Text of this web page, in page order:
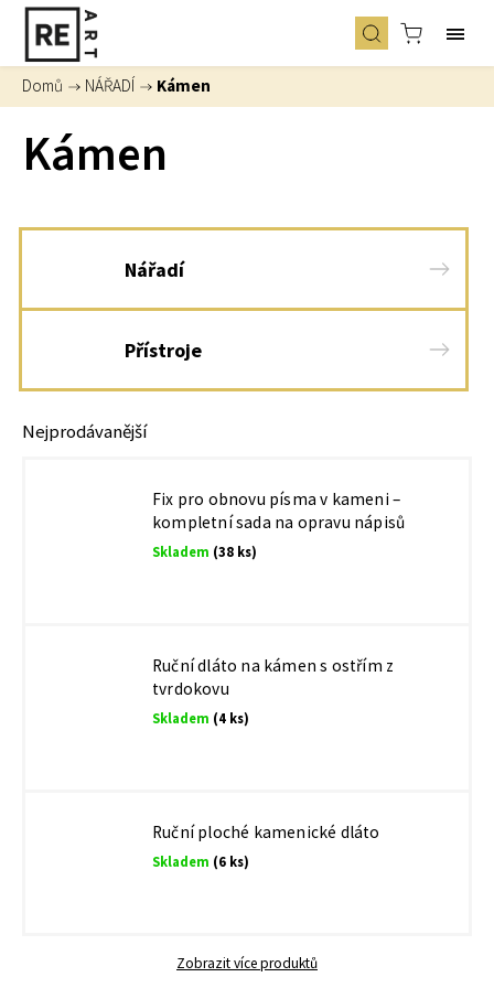
Domů / NÁŘADÍ / Kámen
Kámen
Nářadí
Přístroje
Nejprodávanější
Fix pro obnovu písma v kameni –
kompletní sada na opravu nápisů
Skladem (38 ks)
Ruční dláto na kámen s ostřím z
tvrdokovu
Skladem (4 ks)
Ruční ploché kamenické dláto
Skladem (6 ks)
Zobrazit více produktů